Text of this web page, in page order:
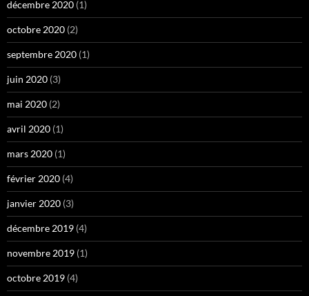
décembre 2020 (1)
octobre 2020 (2)
septembre 2020 (1)
juin 2020 (3)
mai 2020 (2)
avril 2020 (1)
mars 2020 (1)
février 2020 (4)
janvier 2020 (3)
décembre 2019 (4)
novembre 2019 (1)
octobre 2019 (4)